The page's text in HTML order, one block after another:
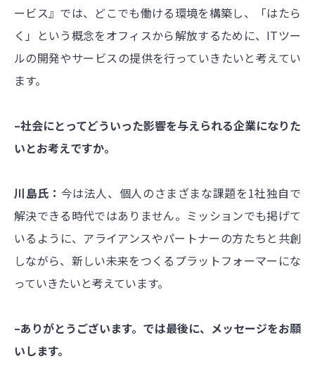
ービス』では、どこでも働ける環境を構築し、「はたら
く」という概念をオフィスから解放するために、ITツー
ルの開発やサービスの提供を行っていきたいと考えてい
ます。
–社会にとってどういった影響を与えられる企業になりた
いとお考えですか。
川島氏： 今は法人、個人のさまざまな課題を1社独自で
解決できる時代ではありません。ミッションでも掲げて
いるように、アライアンスやパートナーの方たちと共創
しながら、新しい未来をつくるプラットフォーマーにな
っていきたいと考えています。
–ありがとうございます。では最後に、メッセージをお願
いします。